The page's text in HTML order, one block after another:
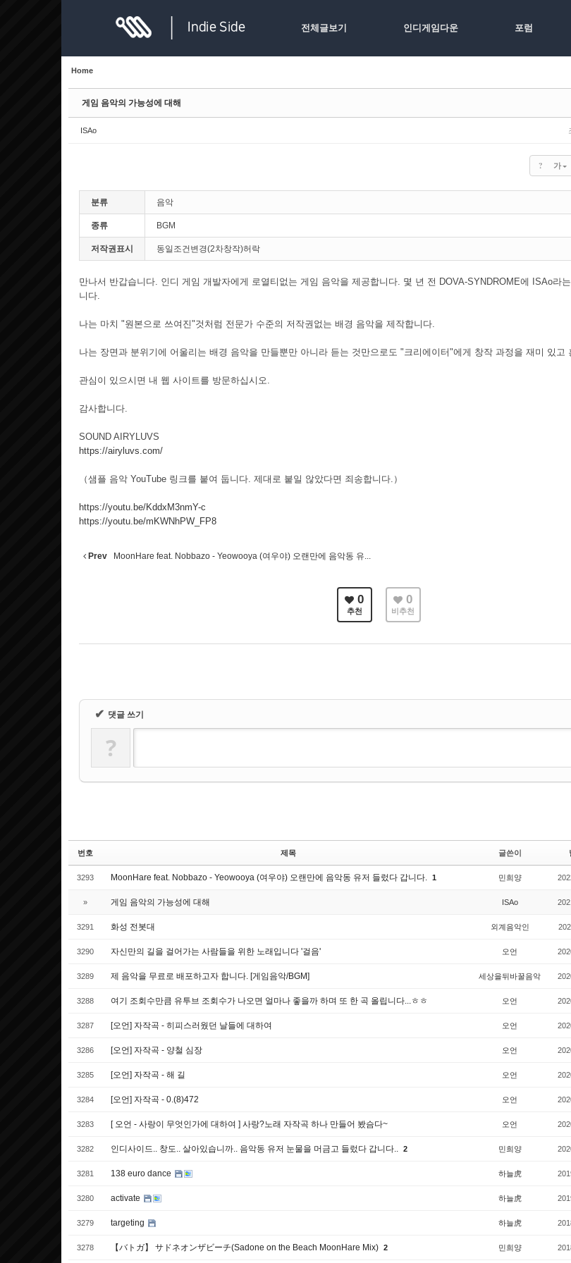
전체글보기 인디게임다운 포럼
Home
게임 음악의 가능성에 대해
ISAo
? 가
분류 음악
종류 BGM
저작권표시 동일조건변경(2차창작)허락
만나서 반갑습니다. 인디 게임 개발자에게 로열티없는 게임 음악을 제공합니다. 몇 년 전 DOVA-SYNDROME에 ISAo라
니다.
나는 마치 "원본으로 쓰여진"것처럼 전문가 수준의 저작권없는 배경 음악을 제작합니다.
나는 장면과 분위기에 어울리는 배경 음악을 만들뿐만 아니라 듣는 것만으로도 "크리에이터"에게 창작 과정을 재미 있고
관심이 있으시면 내 웹 사이트를 방문하십시오.
감사합니다.
SOUND AIRYLUVS
https://airyluvs.com/
（샘플 음악 YouTube 링크를 붙여 둡니다. 제대로 붙일 않았다면 죄송합니다.）
https://youtu.be/KddxM3nmY-c
https://youtu.be/mKWNhPW_FP8
Prev MoonHare feat. Nobbazo - Yeowooya (여우야) 오랜만에 음악동 유...
0
추천
0
비추천
✔ 댓글 쓰기
?
번호 제목 글쓴이
3293 MoonHare feat. Nobbazo - Yeowooya (여우야) 오랜만에 음악동 유저 들렀다 갑니다. 1 민희양
» 게임 음악의 가능성에 대해 ISAo
3291 화성 전봇대 외계음악인
3290 자신만의 길을 걸어가는 사람들을 위한 노래입니다 '걸음' 오언
3289 제 음악을 무료로 배포하고자 합니다. [게임음악/BGM] 세상을뒤바꿀음악
3288 여기 조회수만큼 유투브 조회수가 나오면 얼마나 좋을까 하며 또 한 곡 올립니다...ㅎㅎ 오언
3287 [오언] 자작곡 - 히피스러웠던 날들에 대하여 오언
3286 [오언] 자작곡 - 양철 심장 오언
3285 [오언] 자작곡 - 해 길 오언
3284 [오언] 자작곡 - 0.(8)472 오언
3283 [ 오언 - 사랑이 무엇인가에 대하여 ] 사랑?노래 자작곡 하나 만들어 봤슴다~ 오언
3282 인디사이드.. 창도.. 살아있습니까.. 음악동 유저 눈물을 머금고 들렀다 갑니다.. 2 민희양
3281 138 euro dance 하늘虎
3280 activate 하늘虎
3279 targeting 하늘虎
3278 【バトガ】 サドネオンザビーチ(Sadone on the Beach MoonHare Mix) 2 민희양
Sketchbook5, 스케치북5
Sketchbook5, 스케치북5
Sketchbook5, 스케치북5
Sketchbook5, 스케치북5